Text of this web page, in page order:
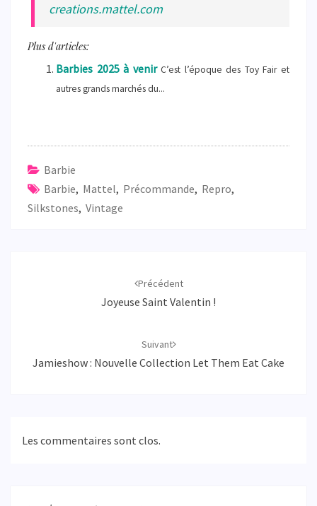
creations.mattel.com
Plus d'articles:
Barbies 2025 à venir C’est l’époque des Toy Fair et
autres grands marchés du...
Barbie
Barbie, Mattel, Précommande, Repro,
Silkstones, Vintage
Précédent
Joyeuse Saint Valentin !
Suivant
Jamieshow : Nouvelle Collection Let Them Eat Cake
Les commentaires sont clos.